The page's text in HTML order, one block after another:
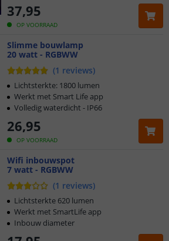
OP VOORRAAD
37,95
Slimme bouwlamp
20 watt - RGBWW
(1 reviews)
OP VOORRAAD
26,95
Lichtsterkte: 1800 lumen
Werkt met Smart Life app
Volledig waterdicht - IP66
Wifi inbouwspot
7 watt - RGBWW
(1 reviews)
Lichtsterkte 620 lumen
Werkt met SmartLife app
Inbouw diameter